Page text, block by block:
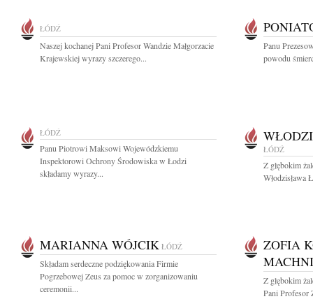
ŁÓDŹ
Naszej kochanej Pani Profesor Wandzie Małgorzacie
Krajewskiej wyrazy szczerego...
Panu
powodu
ŁÓDŹ
Panu Piotrowi Maksowi Wojewódzkiemu
Inspektorowi Ochrony Środowiska w Łodzi
składamy wyrazy...
ŁÓDŹ
Z głębokim
Włodzisława
MARIANNA WÓJCIK ŁÓDŹ
Składam serdeczne podziękowania Firmie
Pogrzebowej Zeus za pomoc w zorganizowaniu
ceremonii...
ZOFIA
Z głębokim
Pani